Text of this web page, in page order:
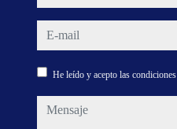
e-mail
He leído y acepto las
mensaje